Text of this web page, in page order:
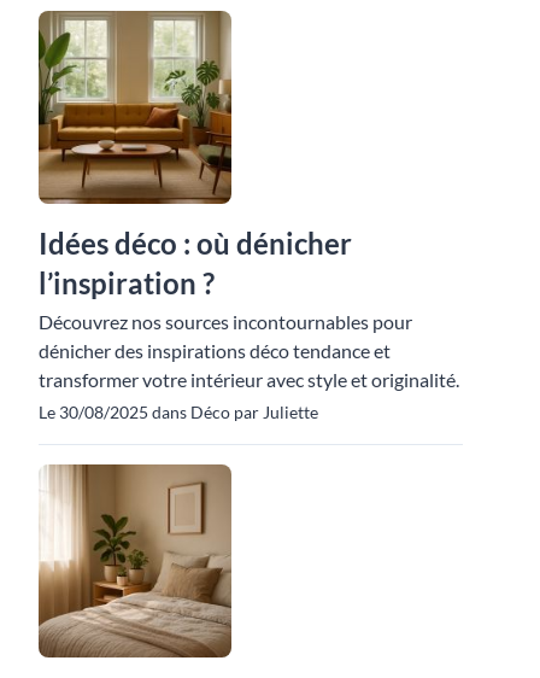
Idées déco : où dénicher
l’inspiration ?
Découvrez nos sources incontournables pour
dénicher des inspirations déco tendance et
transformer votre intérieur avec style et originalité.
Le 30/08/2025 dans Déco par Juliette